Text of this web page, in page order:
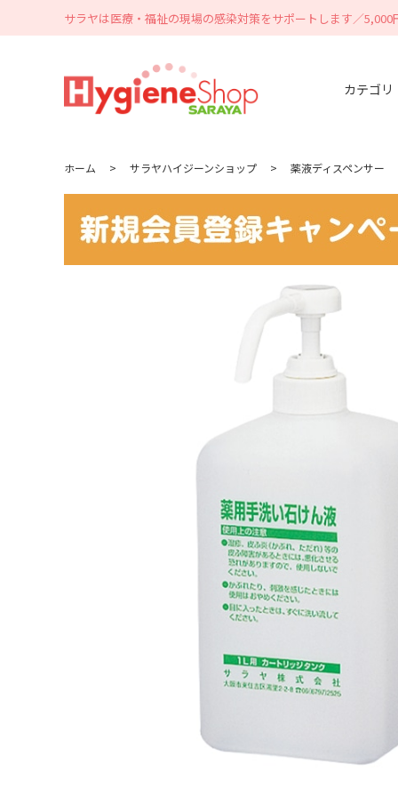
サラヤは医療・福祉の現場の感染対策をサポートします／5,000
カテゴリ
ホーム > サラヤハイジーンショップ > 薬液ディスペンサー